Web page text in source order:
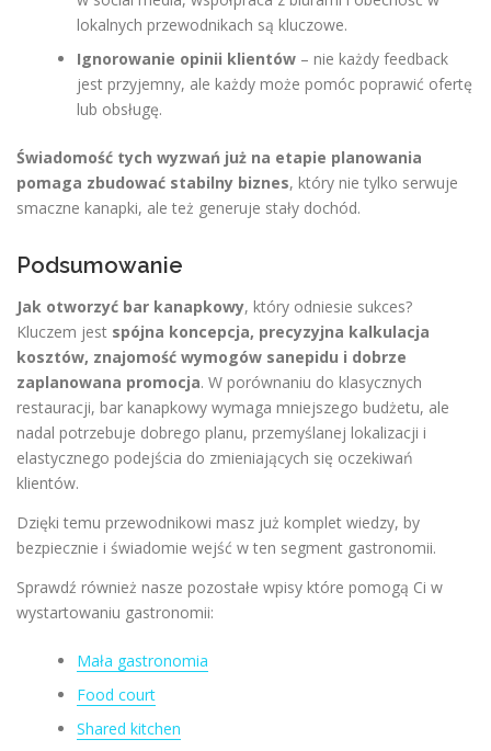
lokalnych przewodnikach są kluczowe.
Ignorowanie opinii klientów – nie każdy feedback
jest przyjemny, ale każdy może pomóc poprawić ofertę
lub obsługę.
Świadomość tych wyzwań już na etapie planowania
pomaga zbudować stabilny biznes, który nie tylko serwuje
smaczne kanapki, ale też generuje stały dochód.
Podsumowanie
Jak otworzyć bar kanapkowy, który odniesie sukces?
Kluczem jest spójna koncepcja, precyzyjna kalkulacja
kosztów, znajomość wymogów sanepidu i dobrze
zaplanowana promocja. W porównaniu do klasycznych
restauracji, bar kanapkowy wymaga mniejszego budżetu, ale
nadal potrzebuje dobrego planu, przemyślanej lokalizacji i
elastycznego podejścia do zmieniających się oczekiwań
klientów.
Dzięki temu przewodnikowi masz już komplet wiedzy, by
bezpiecznie i świadomie wejść w ten segment gastronomii.
Sprawdź również nasze pozostałe wpisy które pomogą Ci w
wystartowaniu gastronomii:
Mała gastronomia
Food court
Shared kitchen